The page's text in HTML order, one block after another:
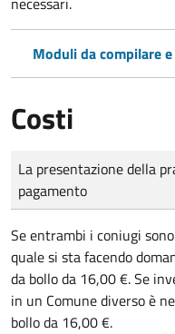
Moduli da compilare
Costi
Tipo di pagamento
Importo
La presentazione della
pagamento
Se entrambi i coniugi
quale si sta facendo
da bollo da 16,00 €. Se
in un Comune diverso è
bollo da 16,00 €.